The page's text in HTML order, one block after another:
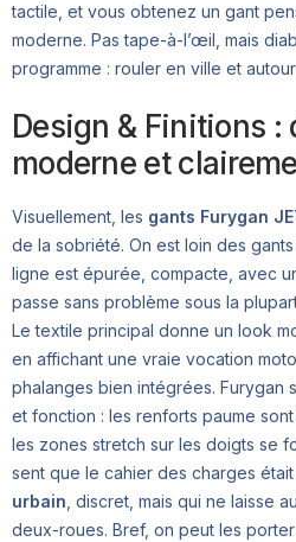
tactile, et vous obtenez un gant
moderne. Pas tape-à-l’œil, mais
programme : rouler en ville et
Design & Finitions :
moderne et
Visuellement, les gants Furygan
de la sobriété. On est loin des
ligne est épurée, compacte, avec
passe sans problème sous la
Le textile principal donne un look
en affichant une vraie vocation
phalanges bien intégrées. Furygan
et fonction : les renforts paume
les zones stretch sur les doigts se
sent que le cahier des charges était
urbain , discret, mais qui ne laisse
deux-roues. Bref, on peut les